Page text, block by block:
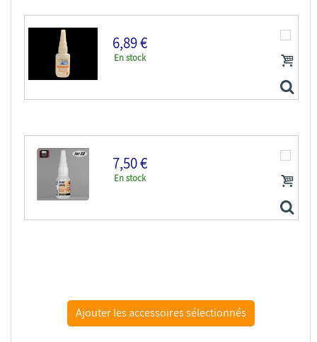
6,89 €
En stock
Colle 21 colle cyanoacrylate anaérobie 20g
7,50 €
En stock
VMS CM12 Flexy 5K CA for 3D - Colle cyano 5K pour 3D...